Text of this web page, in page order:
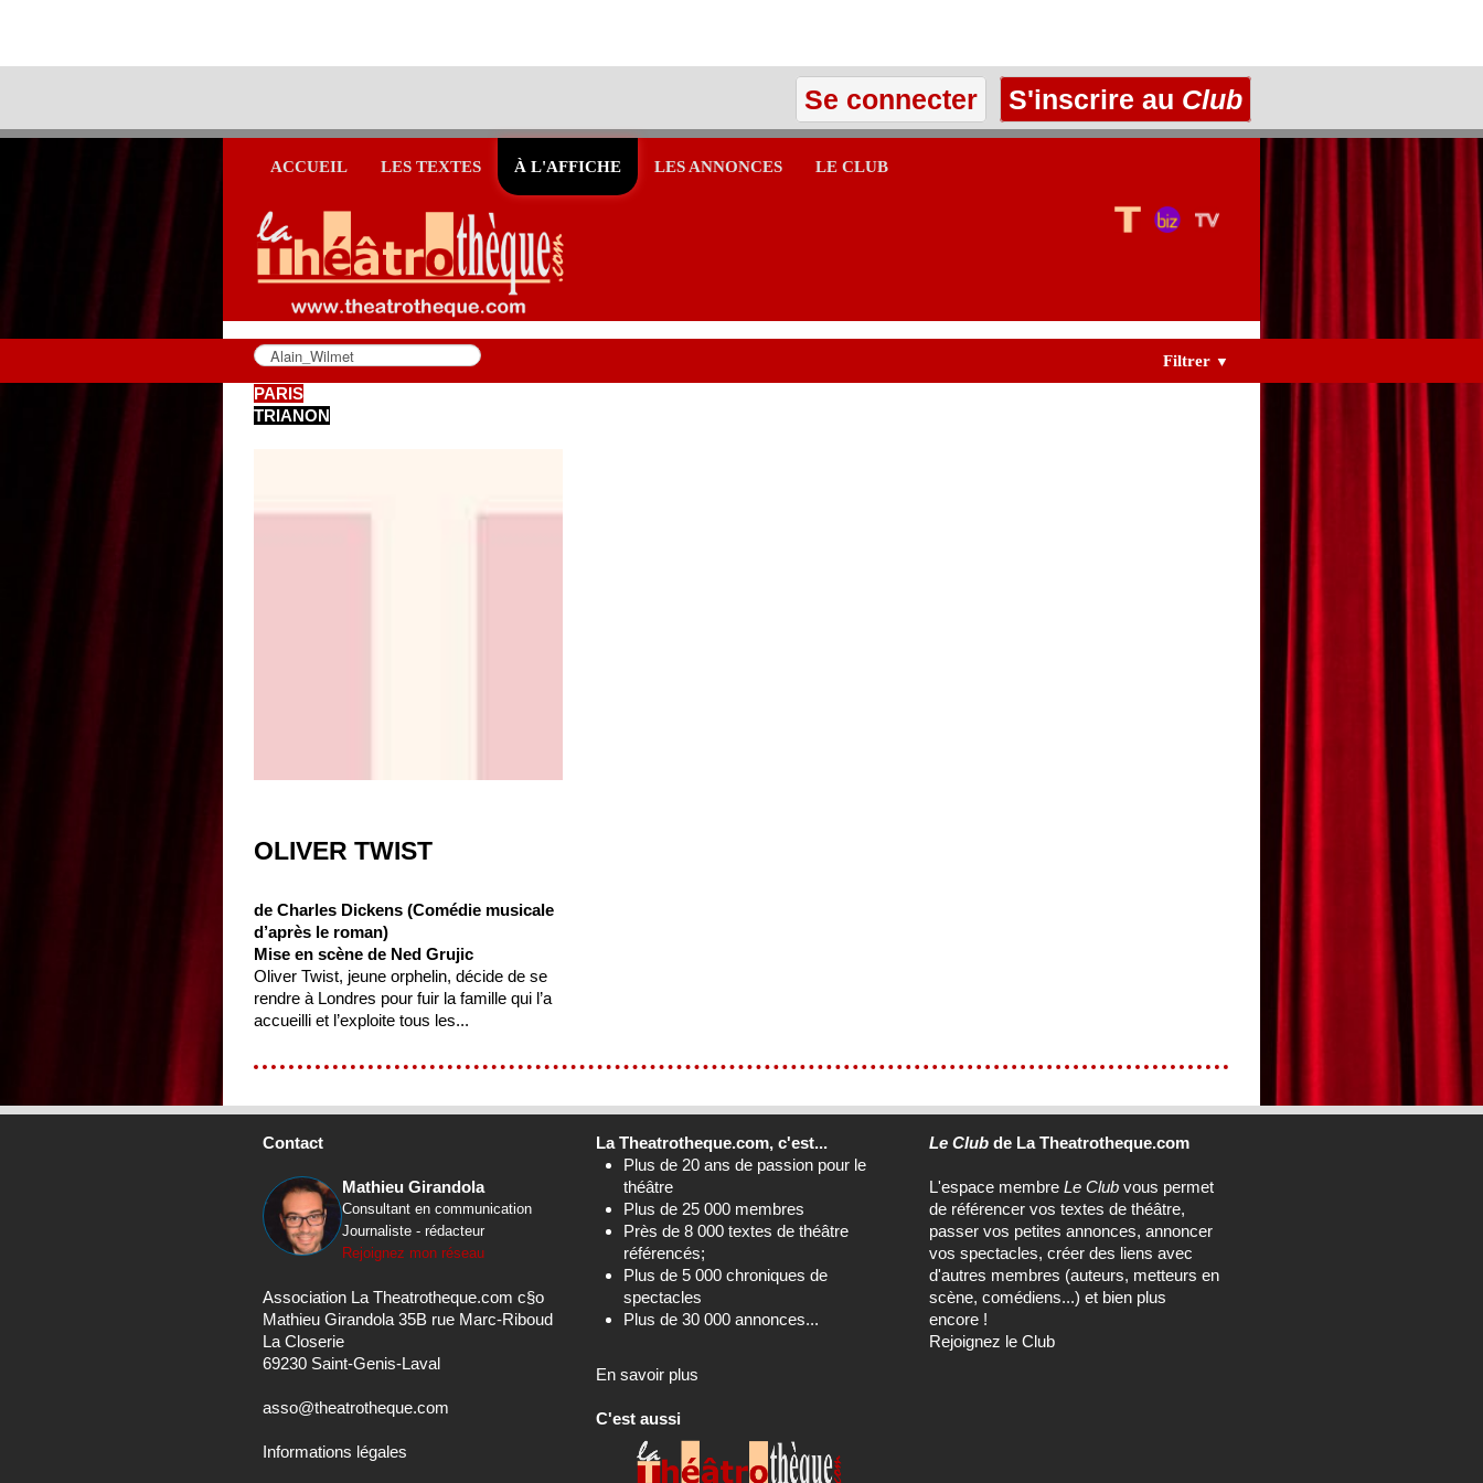
Se connecter S'inscrire au Club
ACCUEIL LES TEXTES À L'AFFICHE LES ANNONCES LE CLUB
Filtrer ▼
PARIS
TRIANON
OLIVER TWIST
de Charles Dickens (Comédie musicale
d’après le roman)
Mise en scène de Ned Grujic
Oliver Twist, jeune orphelin, décide de se
rendre à Londres pour fuir la famille qui l’a
accueilli et l’exploite tous les...
Contact
Mathieu Girandola
Consultant en communication
Journaliste - rédacteur
Rejoignez mon réseau
Association La Theatrotheque.com c§o
Mathieu Girandola 35B rue Marc-Riboud
La Closerie
69230 Saint-Genis-Laval
asso@theatrotheque.com
Informations légales
La Theatrotheque.com, c'est...
Plus de 20 ans de passion pour le
théâtre
Plus de 25 000 membres
Près de 8 000 textes de théâtre
référencés;
Plus de 5 000 chroniques de
spectacles
Plus de 30 000 annonces...
En savoir plus
C'est aussi
Le Club de La Theatrotheque.com
L'espace membreLe Club vous permet
de référencer vos textes de théâtre,
passer vos petites annonces, annoncer
vos spectacles, créer des liens avec
d'autres membres (auteurs, metteurs en
scène, comédiens...) et bien plus
encore !
Rejoignez le Club